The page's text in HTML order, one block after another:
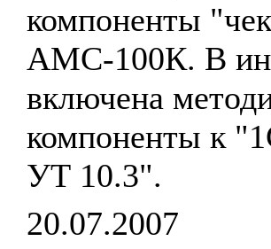
компоненты
АМС-100К. В
включена
компоненты к
УТ 10.3".
20.07.2007